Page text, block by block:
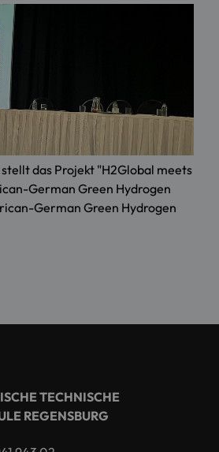
das Projekt "H2Global meets
German Green Hydrogen
German Green Hydrogen
TECHNISCHE
REGENSBURG